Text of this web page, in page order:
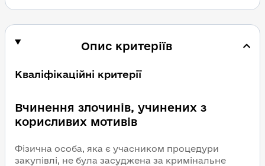
Опис критеріїв
Кваліфікаційні критерії
Вчинення злочинів, учинених з
корисливих мотивів
Фізична особа, яка є учасником процедури
закупівлі, не була засуджена за кримінальне